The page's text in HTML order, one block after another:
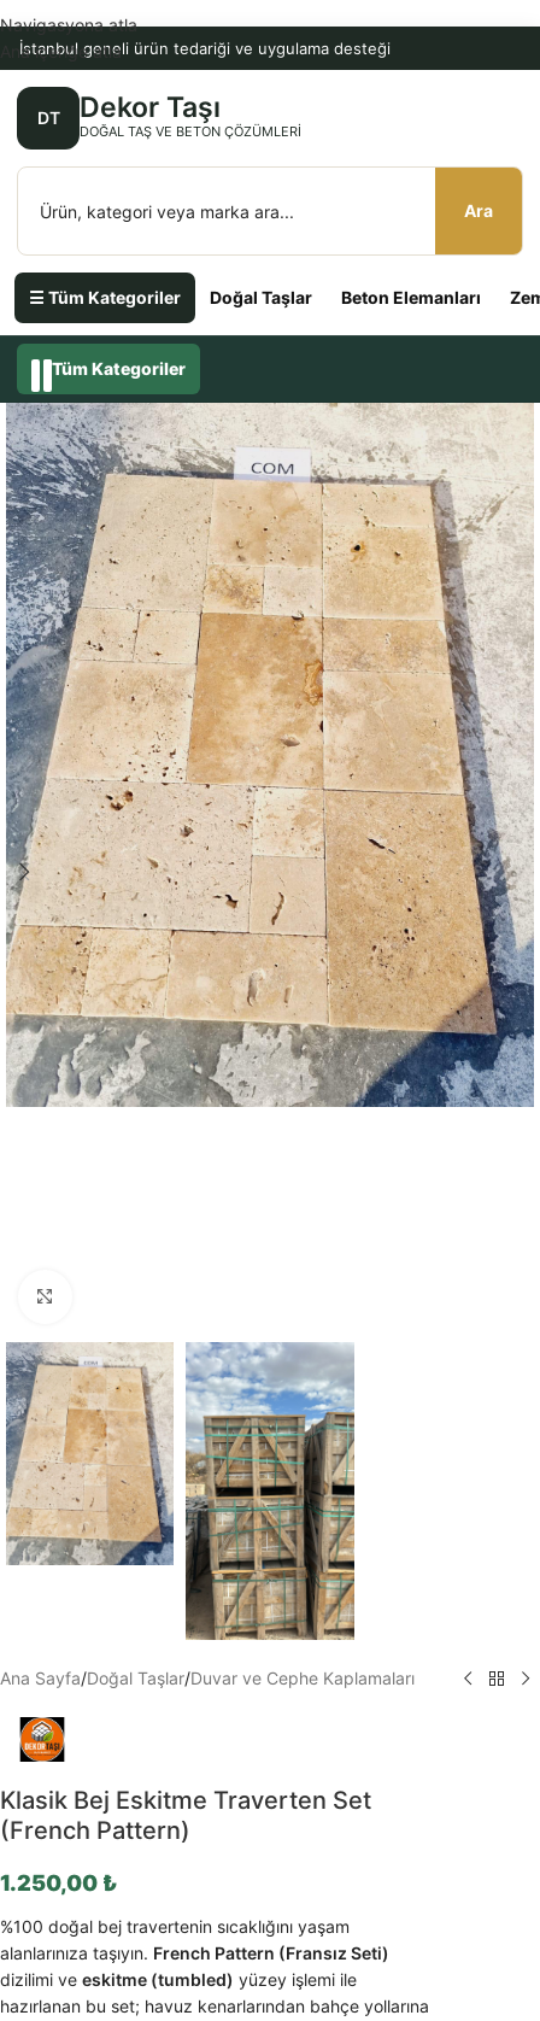
İstanbul geneli ürün tedariği ve uygulama desteği
DT Dekor Taşı
DOĞAL TAŞ VE BETON ÇÖZÜMLERI
Ara
☰ Tüm Kategoriler Doğal Taşlar Beton Elemanları
Navigasyona atla
Ana içeriğe atla
Tüm Kategoriler
Ana Sayfa/Doğal Taşlar/Duvar ve Cephe Kaplamaları
Klasik Bej Eskitme Traverten Set
(French Pattern)
1.250,00 ₺
%100 doğal bej travertenin sıcaklığını yaşam
alanlarınıza taşıyın. French Pattern (Fransız Seti)
dizilimi ve eskitme (tumbled) yüzey işlemi ile
hazırlanan bu set; havuz kenarlarından bahçe yollarına